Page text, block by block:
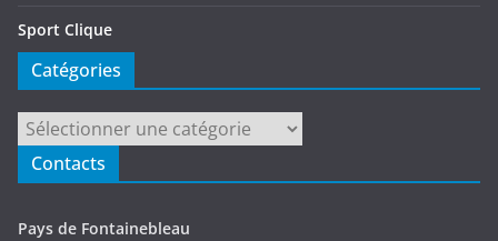
Sport Clique
Catégories
Catégories
Contacts
Pays de Fontainebleau